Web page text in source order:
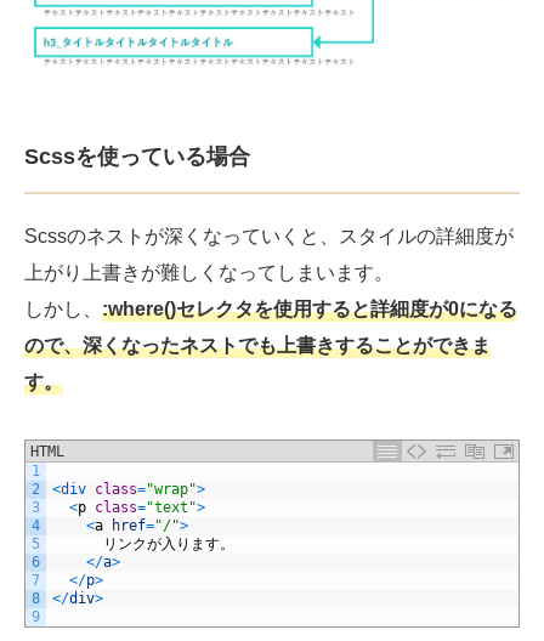
Scssを使っている場合
Scssのネストが深くなっていくと、スタイルの詳細度が
上がり上書きが難しくなってしまいます。
しかし、 :where()セレクタを使用すると詳細度が0になる
ので、深くなったネストでも上書きすることができま
す。
HTML
1
2
3
4
5
6
7
8
9
<div class="wrap">
<p class="text">
<a href="/">
リンクが入ります。
</a>
</p>
</div>